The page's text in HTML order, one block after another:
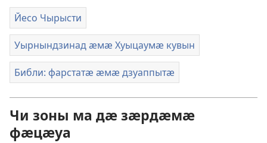
Йесо Чырысти
Уырнындзинад ӕмӕ Хуыцаумӕ кувын
Библи: фарстатӕ ӕмӕ дзуаппытӕ
Чи зоны ма дӕ зӕрдӕмӕ
фӕцӕуа